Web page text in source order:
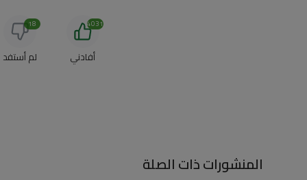
أفادني
4031
لم أستفد
18
المنشورات ذات الصلة